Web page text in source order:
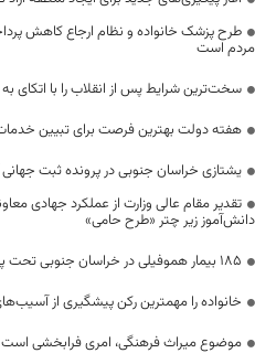
طرح پزشک خانواده و نظام ارجاع کاهش
مردم است
سخت‌ترین شرایط پس از انقلاب را با
هفته دولت بهترین فرصت برای تبیین
یشتازی خراسان جنوبی در پرونده ثبت جهانی
دانش‌آموز زیر چتر «طرح حامی»
۱۸۵ بیمار هموفیلی در خراسان جنوبی تحت پوشش خدمات بیمه سلامت قرار دارند
خانواده را مهمترین رکن پیشگیری از
موضوع میراث فرهنگی، امری فرابخشی است